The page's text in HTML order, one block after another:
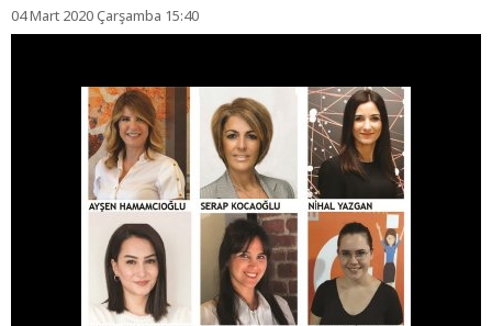
04 Mart 2020 Çarşamba 15:40